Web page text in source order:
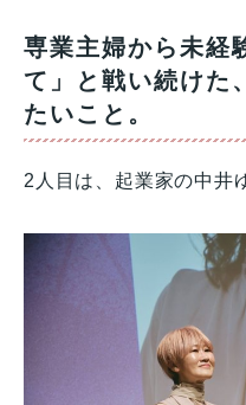
専業主婦から未経
て」と戦い続けた
たいこと。
2人目は、起業家の中井